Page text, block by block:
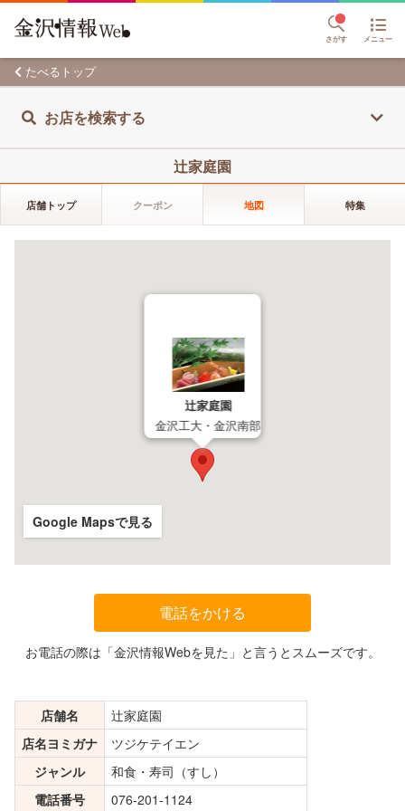
さがす メニュー
たべるトップ
お店を検索する
辻家庭園
店舗トップ クーポン 地図 特集
辻家庭園
金沢工大・金沢南部
Google Mapsで見る
電話をかける
お電話の際は「金沢情報Webを見た」と言うとスムーズです。
店舗名
辻家庭園
店名ヨミガナ
ツジケテイエン
ジャンル
和食・寿司（すし）
電話番号
076-201-1124